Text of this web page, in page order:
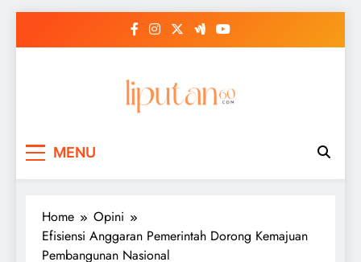
MENU
Home
Opini
Efisiensi Anggaran Pemerintah Dorong Kemajuan
Pembangunan Nasional